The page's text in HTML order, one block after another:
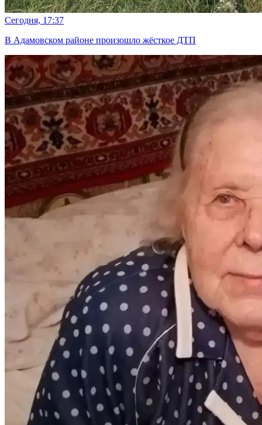
Сегодня, 17:37
В Адамовском районе произошло жёсткое ДТП